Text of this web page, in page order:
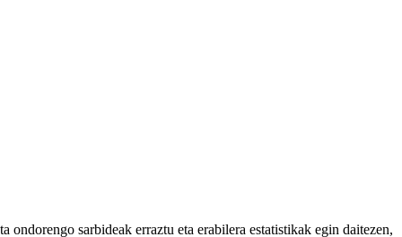
sarbideak erraztu eta erabilera estatistikak egin daitezen,